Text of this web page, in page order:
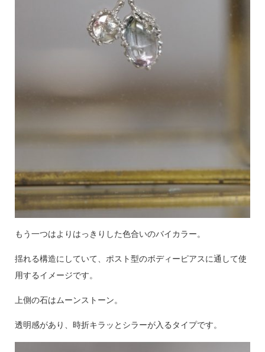
もう一つはよりはっきりした色合いのバイカラー。
揺れる構造にしていて、ポスト型のボディーピアスに通して使
用するイメージです。
上側の石はムーンストーン。
透明感があり、時折キラッとシラーが入るタイプです。